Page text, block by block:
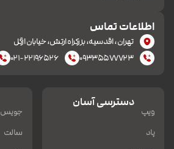
اطلاعات تماس
تهران، اقدسیه، بزرکراه ارتش، خیابان ازگل
۰۹۳۳۵۵۷۷۷۲۳
۰۲۱-۲۲۱۹۶۵۲۶
دسترسی آسان
ویپ
پاد
جویس
سالت